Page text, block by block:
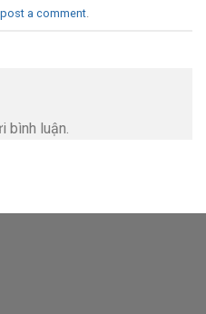
post a comment
bình luận.